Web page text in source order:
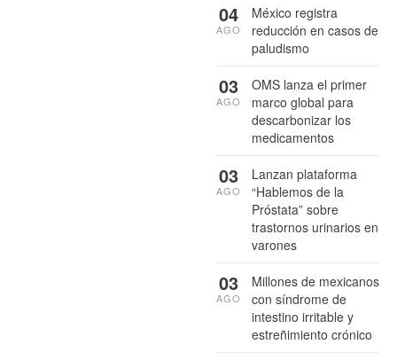
México registra
reducción en casos de
paludismo
04
AGO
OMS lanza el primer
marco global para
descarbonizar los
medicamentos
03
AGO
Lanzan plataforma
“Hablemos de la
Próstata” sobre
trastornos urinarios en
varones
03
AGO
Millones de mexicanos
con síndrome de
intestino irritable y
estreñimiento crónico
03
AGO